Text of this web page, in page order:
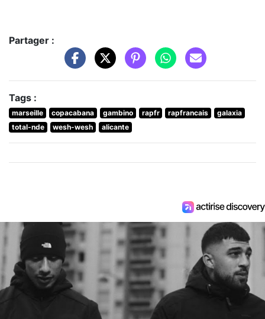
Partager :
Tags :
marseille copacabana gambino rapfr rapfrancais
galaxia
total-nde
wesh-wesh alicante